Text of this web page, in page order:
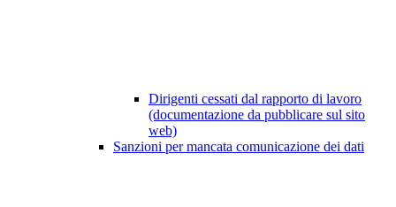
Dirigenti cessati dal rapporto di lavoro
(documentazione da pubblicare sul sito
web)
Sanzioni per mancata comunicazione dei dati